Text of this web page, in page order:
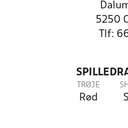
5250
Tlf:
TRØJE
Rød